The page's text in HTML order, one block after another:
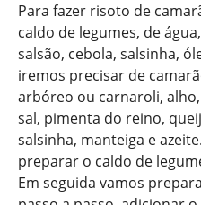
Para fazer risoto de
caldo de legumes, de
salsão, cebola, salsinha,
iremos precisar de
arbóreo ou carnaroli,
sal, pimenta do reino,
salsinha, manteiga e
preparar o caldo de
Em seguida vamos